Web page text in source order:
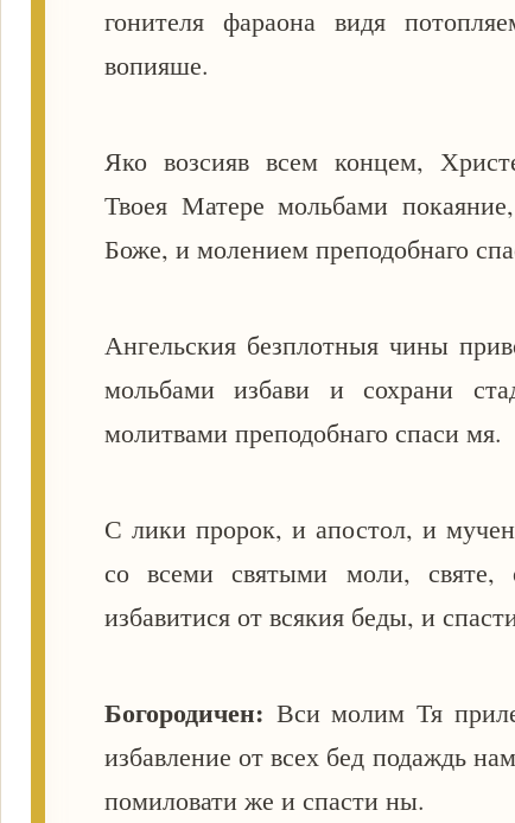
гонителя фараона видя
вопияше.
Яко возсияв всем концем,
Твоея Матере мольбами
Боже, и молением преподобнаго
Ангельския безплотныя чины
мольбами избави и сохрани
молитвами преподобнаго спаси мя.
С лики пророк, и апостол, и
со всеми святыми моли, святе,
избавитися от всякия беды, и
Богородичен: Вси молим Тя
избавление от всех бед подаждь
помиловати же и спасти ны.